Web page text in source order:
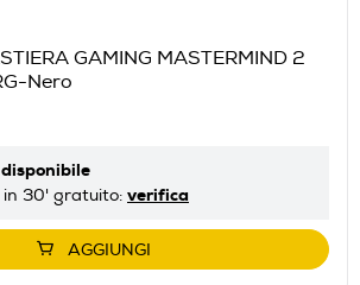
GAMING MASTERMIND 2
Nero
disponibile
in 30' gratuito: verifica
AGGIUNGI